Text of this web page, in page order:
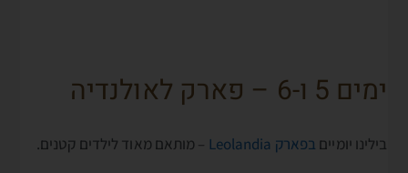
ימים 5 ו-6 – פארק לאולנדיה
בילינו יומיים בפארק Leolandia – מותאם מאוד לילדים קטנים.